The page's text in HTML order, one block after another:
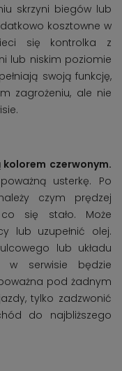
skrzyni biegów lub
kosztowne w
się kontrolka z
lub niskim poziomie
swoją funkcję,
zagrożeniu, ale nie
czerwonym.
usterkę. Po
czym prędzej
się stało. Może
lub uzupełnić olej.
lub układu
w serwisie będzie
pod żadnym
tylko zadzwonić
do najbliższego